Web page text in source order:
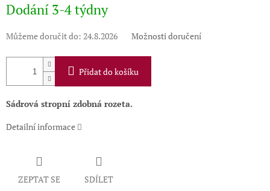
cena:
Dodání 3-4 týdny
Můžeme doručit do: 24.8.2026 Možnosti doručení
Přidat do košíku
Sádrová stropní zdobná rozeta.
Detailní informace
ZEPTAT SE SDÍLET